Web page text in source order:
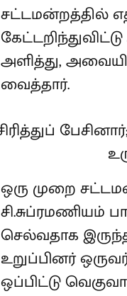
சட்டமன்றத்தில்
அளித்து,
வைத்தார்.
ஒரு முறை
சி.சுப்ரமணியம்
செல்வதாக
உறுப்பினர்
ஒப்பிட்டு